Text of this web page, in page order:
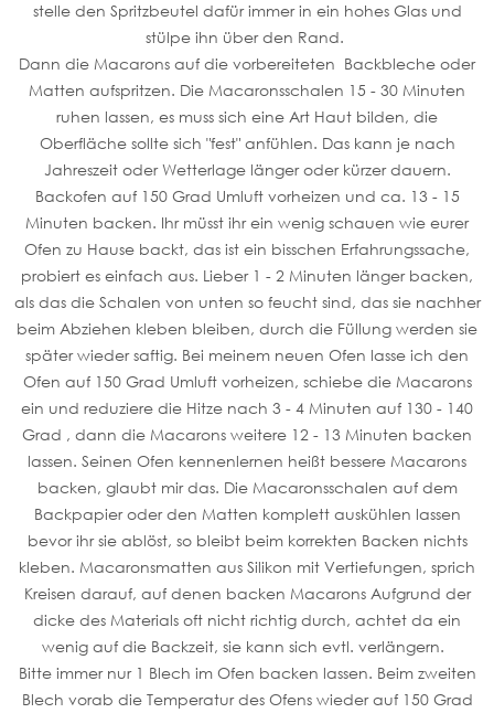
stelle den Spritzbeutel dafür immer in ein hohes Glas und
stülpe ihn über den Rand.
Dann die Macarons auf die vorbereiteten Backbleche oder
Matten aufspritzen. Die Macaronsschalen 15 - 30 Minuten
ruhen lassen, es muss sich eine Art Haut bilden, die
Oberfläche sollte sich "fest" anfühlen. Das kann je nach
Jahreszeit oder Wetterlage länger oder kürzer dauern.
Backofen auf 150 Grad Umluft vorheizen und ca. 13 - 15
Minuten backen. Ihr müsst ihr ein wenig schauen wie eurer
Ofen zu Hause backt, das ist ein bisschen Erfahrungssache,
probiert es einfach aus. Lieber 1 - 2 Minuten länger backen,
als das die Schalen von unten so feucht sind, das sie nachher
beim Abziehen kleben bleiben, durch die Füllung werden sie
später wieder saftig. Bei meinem neuen Ofen lasse ich den
Ofen auf 150 Grad Umluft vorheizen, schiebe die Macarons
ein und reduziere die Hitze nach 3 - 4 Minuten auf 130 - 140
Grad , dann die Macarons weitere 12 - 13 Minuten backen
lassen. Seinen Ofen kennenlernen heißt bessere Macarons
backen, glaubt mir das. Die Macaronsschalen auf dem
Backpapier oder den Matten komplett auskühlen lassen
bevor ihr sie ablöst, so bleibt beim korrekten Backen nichts
kleben. Macaronsmatten aus Silikon mit Vertiefungen, sprich
Kreisen darauf, auf denen backen Macarons Aufgrund der
dicke des Materials oft nicht richtig durch, achtet da ein
wenig auf die Backzeit, sie kann sich evtl. verlängern.
Bitte immer nur 1 Blech im Ofen backen lassen. Beim zweiten
Blech vorab die Temperatur des Ofens wieder auf 150 Grad